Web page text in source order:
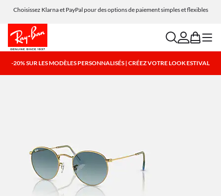
Choisissez Klarna et PayPal pour des options de paiement simples et flexibles
searchaccount
bag menu
-20% SUR LES MODÈLES PERSONNALISÉS | CRÉEZ VOTRE LOOK ESTIVAL